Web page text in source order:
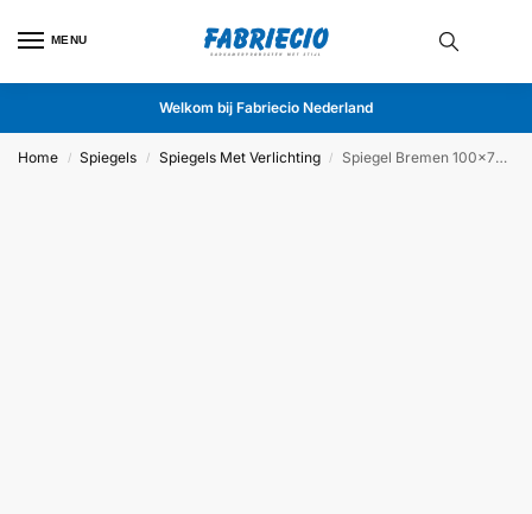
MENU
Welkom bij Fabriecio Nederland
Home / Spiegels / Spiegels Met Verlichting / Spiegel Bremen 100x75cm